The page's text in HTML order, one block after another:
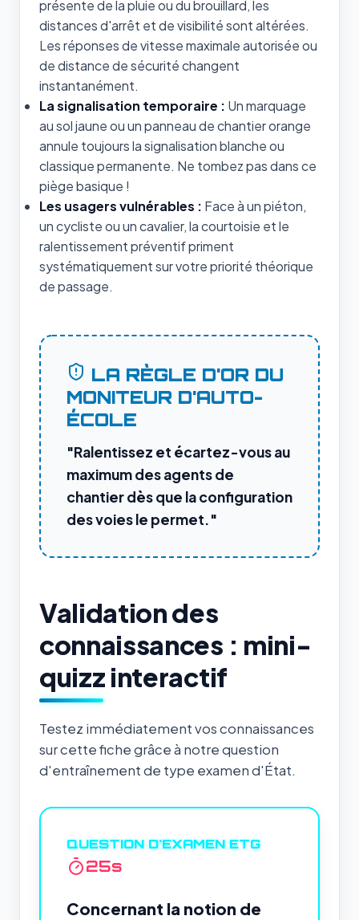
présente de la pluie ou du brouillard, les
distances d'arrêt et de visibilité sont altérées.
Les réponses de vitesse maximale autorisée ou
de distance de sécurité changent
instantanément.
La signalisation temporaire : Un marquage
au sol jaune ou un panneau de chantier orange
annule toujours la signalisation blanche ou
classique permanente. Ne tombez pas dans ce
piège basique !
Les usagers vulnérables : Face à un piéton,
un cycliste ou un cavalier, la courtoisie et le
ralentissement préventif priment
systématiquement sur votre priorité théorique
de passage.
LA RÈGLE D'OR DU
MONITEUR D'AUTO-
ÉCOLE
"Ralentissez et écartez-vous au
maximum des agents de
chantier dès que la configuration
des voies le permet."
Validation des
connaissances : mini-
quizz interactif
Testez immédiatement vos connaissances
sur cette fiche grâce à notre question
d'entraînement de type examen d'État.
QUESTION D'EXAMEN ETG
24s
Concernant la notion de